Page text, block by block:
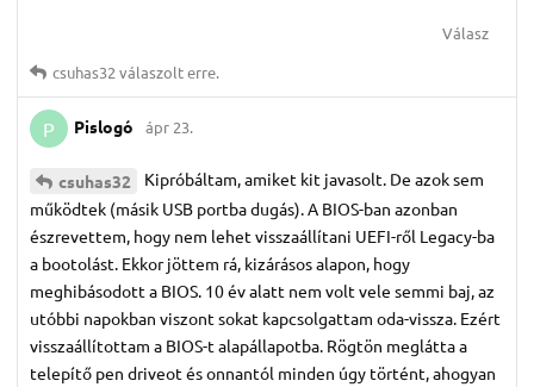
Válasz
csuhas32 válaszolt erre.
P Pislogó ápr 23.
csuhas32
Kipróbáltam, amiket kit javasolt. De azok sem
működtek (másik USB portba dugás). A BIOS-ban azonban
észrevettem, hogy nem lehet visszaállítani UEFI-ről Legacy-ba
a bootolást. Ekkor jöttem rá, kizárásos alapon, hogy
meghibásodott a BIOS. 10 év alatt nem volt vele semmi baj, az
utóbbi napokban viszont sokat kapcsolgattam oda-vissza. Ezért
visszaállítottam a BIOS-t alapállapotba. Rögtön meglátta a
telepítő pen driveot és onnantól minden úgy történt, ahogyan